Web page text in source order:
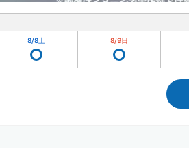
8/8土 8/9日